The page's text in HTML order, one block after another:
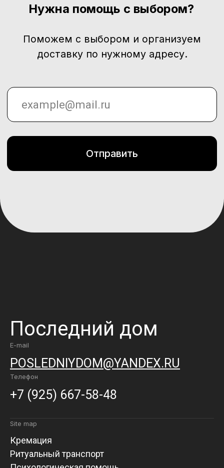
Последний дом
E-mail
POSLEDNIYDOM@YANDEX.RU
Телефон
+7 (925) 667-58-48
Site map
Кремация
Ритуальный транспорт